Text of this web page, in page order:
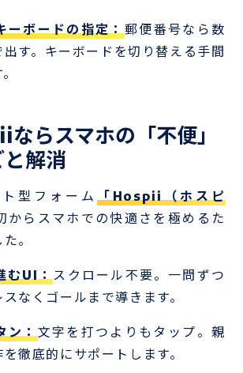
ーボードの指定：郵便番号なら数
す。キーボードを切り替える手間
らスマホの「不便」
解消
型フォーム 「Hospii（ホスピ
からスマホでの快適さを極めるた
。
むUI：スクロール不要。一問ずつ
なくゴールまで導きます。
ン：文字を打つよりもタップ。親
徹底的にサポートします。